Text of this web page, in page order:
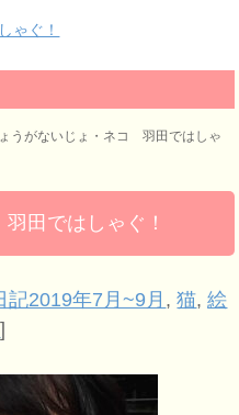
ゃぐ！
うがないじょ・ネコ 羽田ではしゃ
田ではしゃぐ！
記2019年7月~9月 ,猫,絵
]